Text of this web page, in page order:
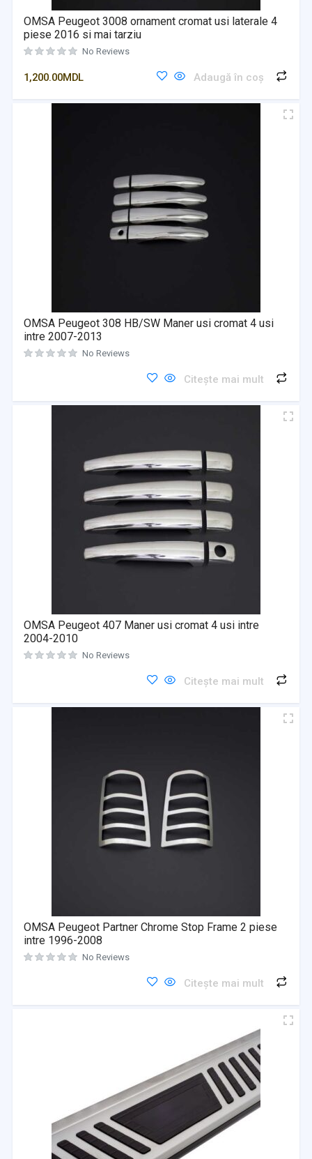
OMSA Peugeot 3008 ornament cromat usi laterale 4
piese 2016 si mai tarziu
No Reviews
1,200.00MDL Adaugă în coș
OMSA Peugeot 308 HB/SW Maner usi cromat 4 usi
intre 2007-2013
No Reviews
Citește mai mult
OMSA Peugeot 407 Maner usi cromat 4 usi intre
2004-2010
No Reviews
Citește mai mult
OMSA Peugeot Partner Chrome Stop Frame 2 piese
intre 1996-2008
No Reviews
Citește mai mult